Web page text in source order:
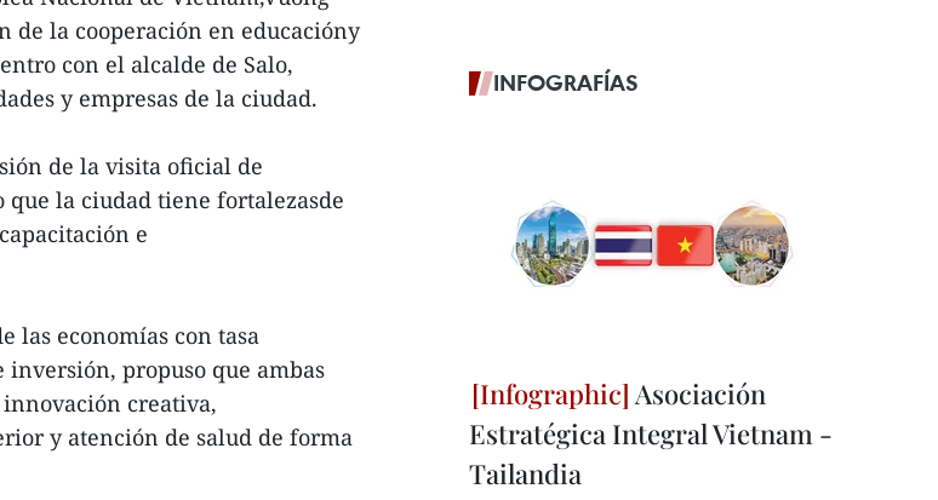
de la cooperación en educacióny
con el alcalde de Salo,
y empresas de la ciudad.
de la visita oficial de
la ciudad tiene fortalezasde
e
las economías con tasa
propuso que ambas
creativa,
y atención de salud de forma
INFOGRAFÍAS
Asociación
Estratégica Integral Vietnam -
Tailandia